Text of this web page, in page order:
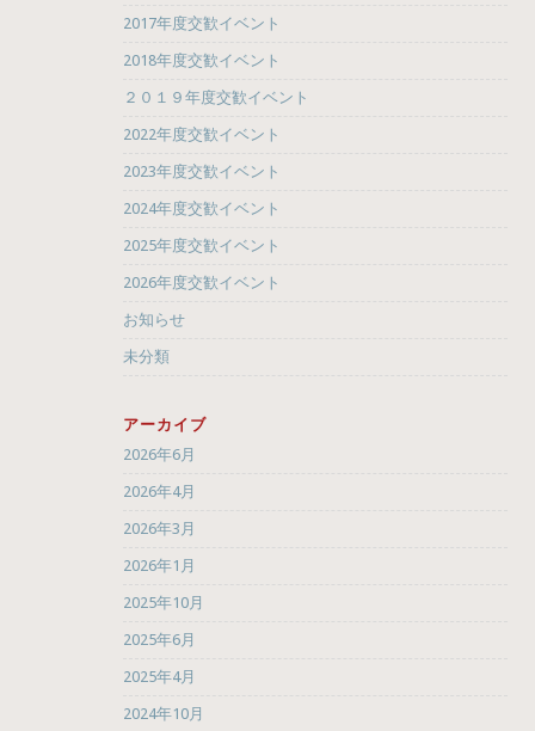
2017年度交歓イベント
2018年度交歓イベント
２０１９年度交歓イベント
2022年度交歓イベント
2023年度交歓イベント
2024年度交歓イベント
2025年度交歓イベント
2026年度交歓イベント
お知らせ
未分類
アーカイブ
2026年6月
2026年4月
2026年3月
2026年1月
2025年10月
2025年6月
2025年4月
2024年10月